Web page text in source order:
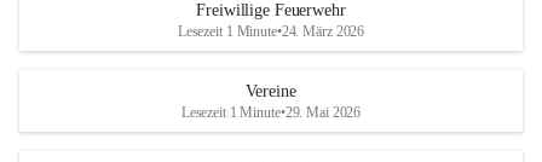
Freiwillige Feuerwehr
Lesezeit 1 Minute•24. März 2026
Vereine
Lesezeit 1 Minute•29. Mai 2026